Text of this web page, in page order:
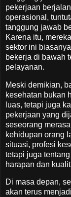
pekerjaan
operasional,
tanggung jawab
Karena itu,
sektor ini
bekerja di bawah
pelayanan.
Meski demikian,
kesehatan bukan
luas, tetapi juga
pekerjaan yang
seseorang
kehidupan orang
situasi, profesi
tetapi juga
harapan dan
Di masa depan,
akan terus